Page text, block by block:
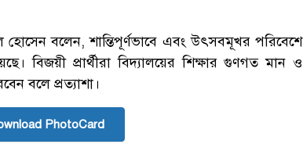
হোসেন বলেন, শান্তিপূর্ণভাবে এবং উৎসবমূখর পরিবেশে
বিজয়ী প্রার্থীরা বিদ্যালয়ের শিক্ষার গুণগত মান ও
বলে প্রত্যাশা।
PhotoCard